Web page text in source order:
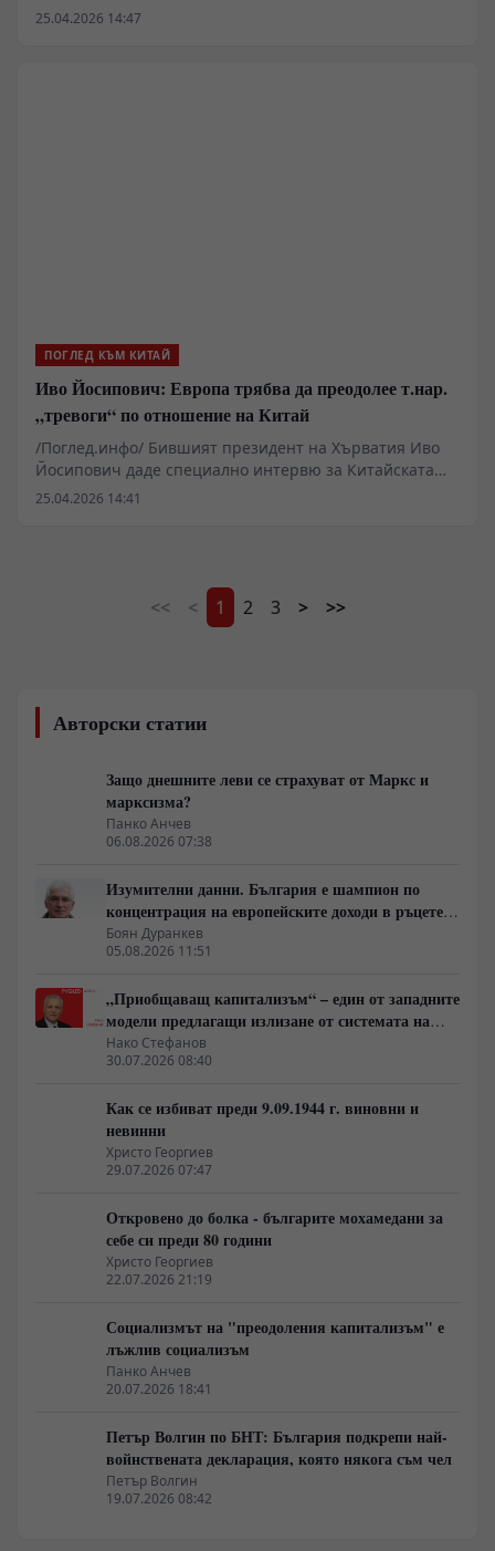
генералният секретар на ЦК на Лаоската народно-
25.04.2026 14:47
ПОГЛЕД КЪМ КИТАЙ
Иво Йосипович: Европа трябва да преодолее т.нар.
„тревоги“ по отношение на Китай
/Поглед.инфо/ Бившият президент на Хърватия Иво
Йосипович даде специално интервю за Китайската
медийна група. В коментар относно политиката на
25.04.2026 14:41
<< < 1 2 3 > >>
Авторски статии
Защо днешните леви се страхуват от Маркс и
марксизма?
Панко Анчев
06.08.2026 07:38
Изумителни данни. България е шампион по
концентрация на европейските доходи в ръцете
на най-богатия 1%, надминава и САЩ
Боян Дуранкев
05.08.2026 11:51
„Приобщаващ капитализъм“ – един от западните
модели предлагащи излизане от системата на
неолиберализма
Нако Стефанов
30.07.2026 08:40
Как се избиват преди 9.09.1944 г. виновни и
невинни
Христо Георгиев
29.07.2026 07:47
Откровено до болка - българите мохамедани за
себе си преди 80 години
Христо Георгиев
22.07.2026 21:19
Социализмът на "преодоления капитализъм" е
лъжлив социализъм
Панко Анчев
20.07.2026 18:41
Петър Волгин по БНТ: България подкрепи най-
войнствената декларация, която някога съм чел
Петър Волгин
19.07.2026 08:42